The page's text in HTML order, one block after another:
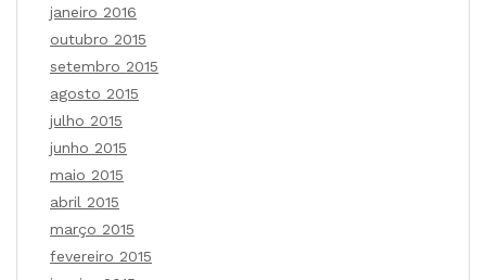
janeiro 2016
outubro 2015
setembro 2015
agosto 2015
julho 2015
junho 2015
maio 2015
abril 2015
março 2015
fevereiro 2015